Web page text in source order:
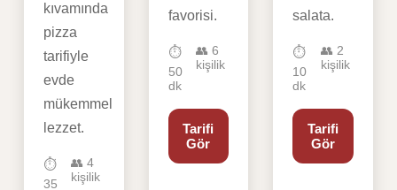
kıvamında
pizza
tarifiyle
evde
mükemmel
lezzet.
⏱️
35
👥 4
kişilik
favorisi.
⏱️
50
dk
👥 6
kişilik
Tarifi
Gör
salata.
⏱️
10
dk
👥 2
kişilik
Tarifi
Gör